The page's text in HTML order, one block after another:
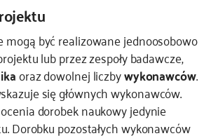
mogą być realizowane jednoosobowo
lub przez zespoły badawcze,
oraz dowolnej liczbywykonawców.
się głównych wykonawców.
dorobek naukowy jedynie
Dorobku pozostałych wykonawców